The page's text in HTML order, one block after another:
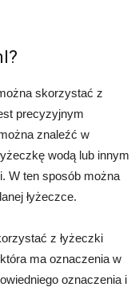
skorzystać z
precyzyjnym
znaleźć w
wodą lub innym
W ten sposób można
łyżeczce.
z łyżeczki
ma oznaczenia w
oznaczenia i